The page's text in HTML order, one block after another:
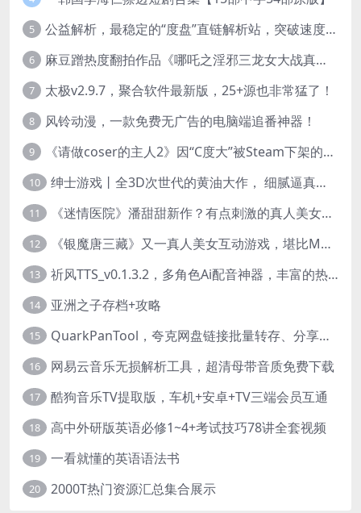
5 公益解析，最稳定的“度盘”直链解析站，突破速度限制
6 麻豆蹭热度翻拍作品《哪吒之淫邪三龙女大战真阳魔童》 已上线
7 太极v2.9.7，聚合软件最新版，25+源也非常猛了！
8 风铃动漫，一款免费无广告的电脑端追番神器！
9 《请做coser的主人2》因“C度大”被Steam下架的真人美女互动游戏！
10 绅士游戏丨全3D次世代的黄油大作， 细腻逼真的双人互动狂想曲！
11 《迷情医院》潘甜甜新作？有点刺激的真人美女互动游戏
12 《银魔唐三藏》又一真人美女互动游戏，堪比M豆！
13 祈风TTS_v0.1.3.2，多角色Ai配音神器，丰富的热门音色
14 亚洲之子存档+攻略
15 QuarkPanTool，夸克网盘链接批量转存、分享和下载工具
16 网易云音乐无损解析工具，超清母带音质免费下载
17 酷狗音乐TV提取版，车机+安卓+TV三端会员互通
18 高中外研版英语必修1~4+考试技巧78讲全套视频
19 一看就懂的英语语法书
20 2000T热门资源汇总集合展示